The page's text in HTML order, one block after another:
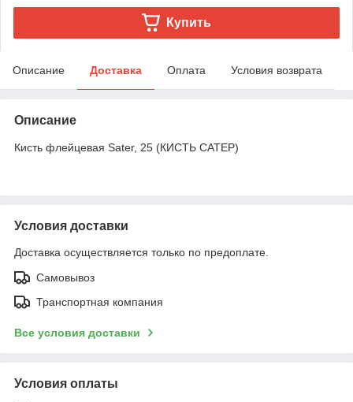
Купить
Описание Доставка Оплата Условия возврата
Описание
Кисть флейцевая Sater, 25 (КИСТЬ САТЕР)
Условия доставки
Доставка осуществляется только по предоплате.
Самовывоз
Транспортная компания
Все условия доставки
Условия оплаты